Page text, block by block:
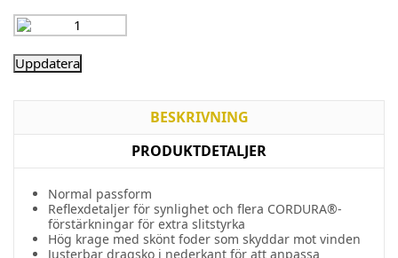
BESKRIVNING
PRODUKTDETALJER
Normal passform
Reflexdetaljer för synlighet och flera CORDURA®-
förstärkningar för extra slitstyrka
Hög krage med skönt foder som skyddar mot vinden
Justerbar dragsko i nederkant för att anpassa